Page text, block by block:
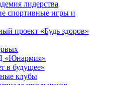
лидерства
спортивные игры и
проект «Будь здоров»
в будущее»
клубы